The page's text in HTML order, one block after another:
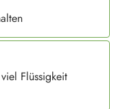
Flüssigkeit